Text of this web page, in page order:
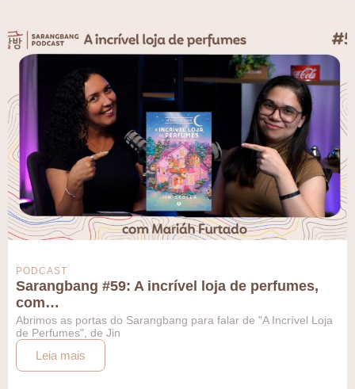
PODCAST
Sarangbang #59: A incrível loja de perfumes,
com…
Abrimos as portas do Sarangbang para falar de "A Incrível Loja
de Perfumes", de Jin
Leia mais